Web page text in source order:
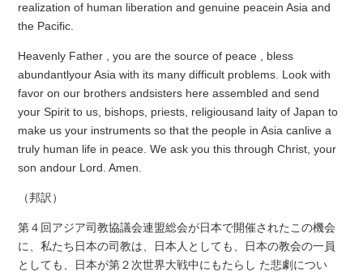
realization of human liberation and genuine peacein Asia and
the Pacific.
Heavenly Father , you are the source of peace , bless
abundantlyour Asia with its many difficult problems. Look with
favor on our brothers andsisters here assembled and send
your Spirit to us, bishops, priests, religiousand laity of Japan to
make us your instruments so that the people in Asia canlive a
truly human life in peace. We ask you this through Christ, your
son andour Lord. Amen.
（邦訳）
第４回アジア司教協議会連盟総会が日本で開催されたこの機会
に、私たち日本の司教は、日本人としても、日本の教会の一員
としても、日本が第２次世界大戦中にもたらし た悲劇につい